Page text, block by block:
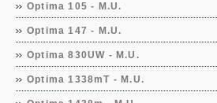
Optima 105 - M.U.
Optima 147 - M.U.
Optima 830UW - M.U.
Optima 1338mT - M.U.